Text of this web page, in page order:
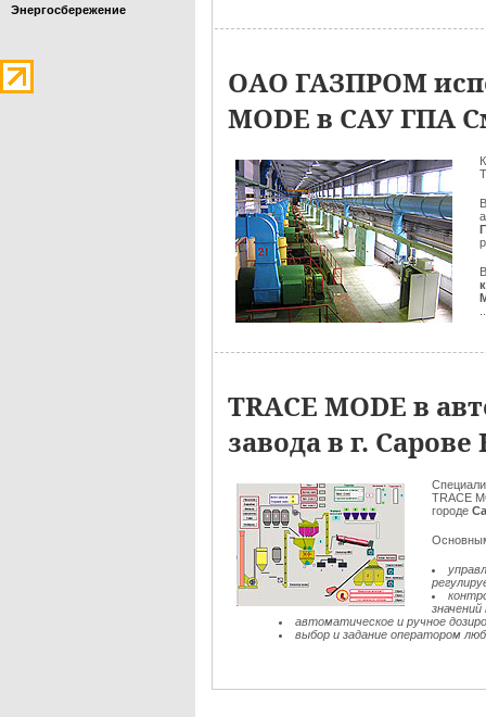
Энергосбережение
ОАО ГАЗПРОМ
MODE в САУ ГПА
TRACE MODE в
завода в г.
TRACE
городе
значений
автоматическое и ручное
выбор и задание оператором